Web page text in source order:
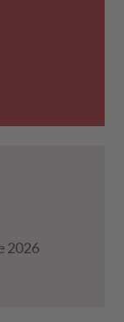
2026